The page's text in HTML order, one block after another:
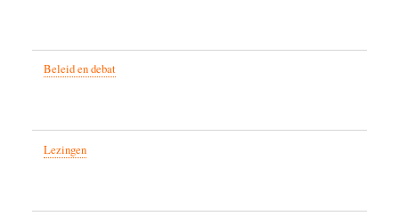
Beleid en debat
Lezingen